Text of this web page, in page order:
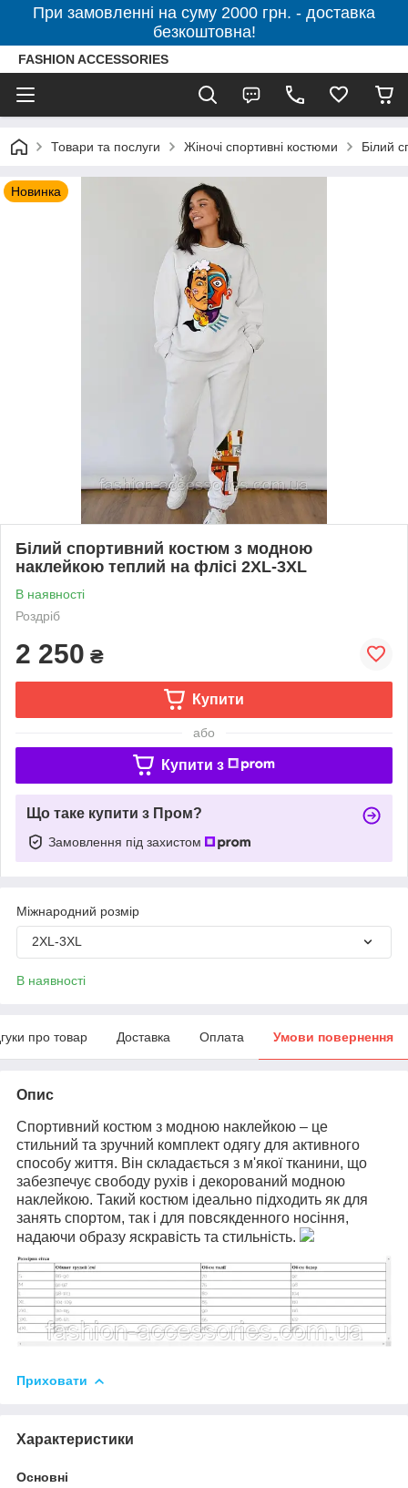
При замовленні на суму 2000 грн. - доставка
безкоштовна!
FASHION ACCESSORIES
Товари та послуги Жіночі спортивні костюми Білий
Новинка
Білий спортивний костюм з модною
наклейкою теплий на флісі 2XL-3XL
В наявності
Роздріб
2 250 ₴
Купити
або
Купити з
Що таке купити з Пром?
Замовлення під захистом
Міжнародний розмір
2XL-3XL
В наявності
про товар Доставка Оплата Умови повернення
Опис
Спортивний костюм з модною наклейкою – це
стильний та зручний комплект одягу для активного
способу життя. Він складається з м'якої тканини, що
забезпечує свободу рухів і декорований модною
наклейкою. Такий костюм ідеально підходить як для
занять спортом, так і для повсякденного носіння,
надаючи образу яскравість та стильність.
Приховати
Характеристики
Основні